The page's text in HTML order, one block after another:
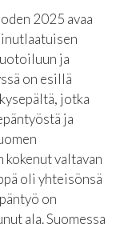
2025 avaa
ja
on esillä
jotka
ja
kokenut valtavan
oli yhteisönsä
on
ala. Suomessa